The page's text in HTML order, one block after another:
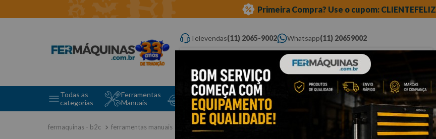
Primeira Compra? Use o cupom: CLIENTEFELIZ
Televendas(11) 2065-9002 Whatsapp(11) 20659002
Digite aqui o que você procura...
Todas as
categorias
Ferramentas
Manuais
Ferramentas Elétricas
e Máquinas
Ferramentas
Ferramentas
Automotivas Especiais
ferramentas manuais soquetes e acessórios soquetes de meia" impacto longo